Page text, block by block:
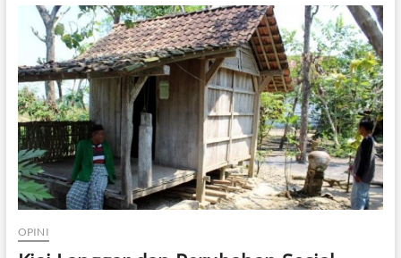
n
t
r
e
n
d
i
T
e
n
g
a
h
OPINI